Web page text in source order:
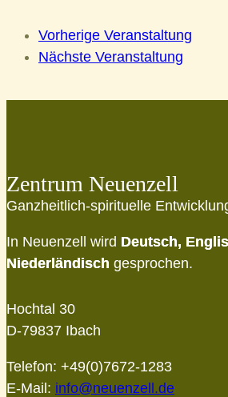
Vorherige Veranstaltung
Nächste Veranstaltung
Zentrum Neuenzell
Ganzheitlich-spirituelle
In Neuenzell wird Deutsch,
Niederländisch gesprochen.
Hochtal 30
D-79837 Ibach
Telefon: +49(0)7672-1283
E-Mail: info@neuenzell.de